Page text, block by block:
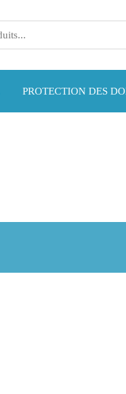
PROTECTION DES